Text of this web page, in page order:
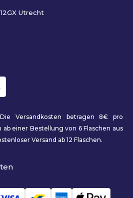
Utrecht
Versandkosten betragen 8€ pro
einer Bestellung von 6 Flaschen aus
Versand ab 12 Flaschen.